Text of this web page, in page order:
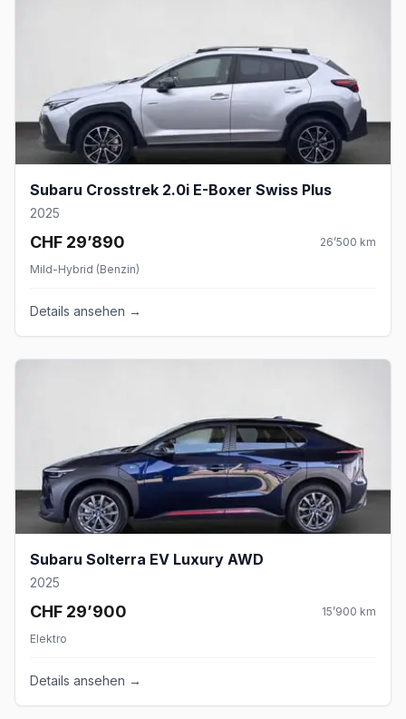
Subaru Crosstrek 2.0i E-Boxer Swiss Plus
2025
CHF 29’890 26’500 km
Mild-Hybrid (Benzin)
Details ansehen →
Subaru Solterra EV Luxury AWD
2025
CHF 29’900 15’900 km
Elektro
Details ansehen →